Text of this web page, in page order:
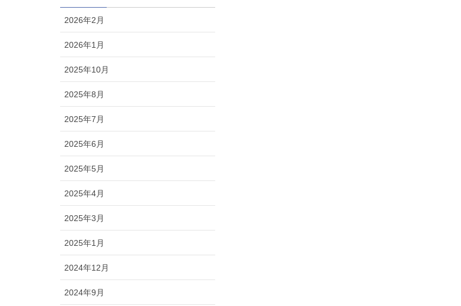
2026年2月
2026年1月
2025年10月
2025年8月
2025年7月
2025年6月
2025年5月
2025年4月
2025年3月
2025年1月
2024年12月
2024年9月